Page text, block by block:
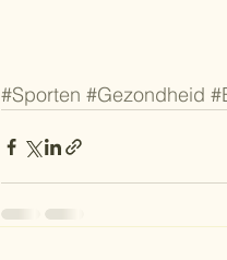
#Sporten #Gezondheid